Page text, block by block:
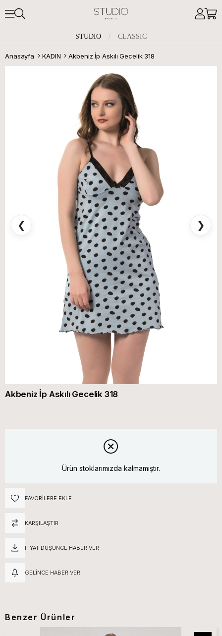
STUDIO / CLASSIC
Anasayfa KADIN Akbeniz İp Askılı Gecelik 318
❮ ❯
Akbeniz İp Askılı Gecelik 318
Ürün stoklarımızda kalmamıştır.
FAVORILERE EKLE
KARŞILAŞTIR
FIYAT DÜŞÜNCE HABER VER
GELINCE HABER VER
Benzer Ürünler